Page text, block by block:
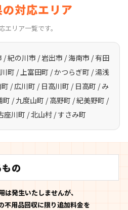
対応エリア
エリア一覧です。
/ 紀の川市 / 岩出市 / 海南市 / 有田
町 / 上富田町 / かつらぎ町 / 湯浅
/ 広川町 / 日高川町 / 日高町 / み
/ 九度山町 / 高野町 / 紀美野町 /
座川町 / 北山村 / すさみ町
の
は発生いたしませんが、
不用品回収に限り追加料金を